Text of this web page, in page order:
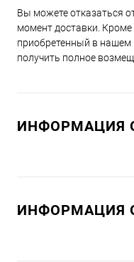
Вы можете отказаться
момент доставки.
приобретенный в нашем
получить полное
ИНФОРМАЦИЯ
ИНФОРМАЦИЯ